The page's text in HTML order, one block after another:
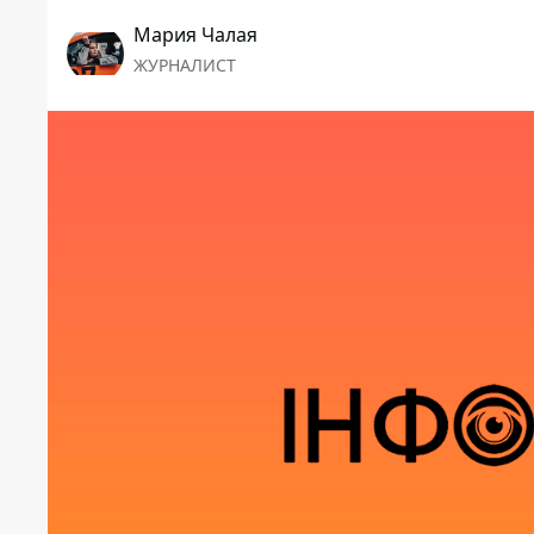
Мария Чалая
ЖУРНАЛИСТ